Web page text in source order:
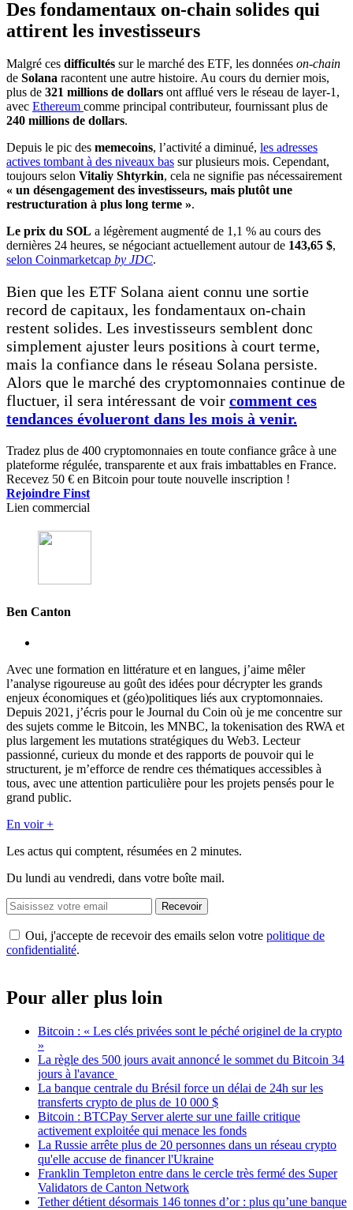
Des fondamentaux on-chain solides qui
attirent les investisseurs
Malgré ces difficultés sur le marché des ETF, les données on-chain
de Solana racontent une autre histoire. Au cours du dernier mois,
plus de 321 millions de dollars ont afflué vers le réseau de layer-1,
avec Ethereum comme principal contributeur, fournissant plus de
240 millions de dollars.
Depuis le pic des memecoins, l’activité a diminué, les adresses
actives tombant à des niveaux bas sur plusieurs mois. Cependant,
toujours selon Vitaliy Shtyrkin, cela ne signifie pas nécessairement
« un désengagement des investisseurs, mais plutôt une
restructuration à plus long terme ».
Le prix du SOL a légèrement augmenté de 1,1 % au cours des
dernières 24 heures, se négociant actuellement autour de 143,65 $,
selon Coinmarketcap by JDC.
Bien que les ETF Solana aient connu une sortie
record de capitaux, les fondamentaux on-chain
restent solides. Les investisseurs semblent donc
simplement ajuster leurs positions à court terme,
mais la confiance dans le réseau Solana persiste.
Alors que le marché des cryptomonnaies continue de
fluctuer, il sera intéressant de voir comment ces
tendances évolueront dans les mois à venir.
Tradez plus de 400 cryptomonnaies en toute confiance grâce à une
plateforme régulée, transparente et aux frais imbattables en France.
Recevez 50 € en Bitcoin pour toute nouvelle inscription !
Rejoindre Finst
Lien commercial
Ben Canton
Avec une formation en littérature et en langues, j’aime mêler
l’analyse rigoureuse au goût des idées pour décrypter les grands
enjeux économiques et (géo)politiques liés aux cryptomonnaies.
Depuis 2021, j’écris pour le Journal du Coin où je me concentre sur
des sujets comme le Bitcoin, les MNBC, la tokenisation des RWA et
plus largement les mutations stratégiques du Web3. Lecteur
passionné, curieux du monde et des rapports de pouvoir qui le
structurent, je m’efforce de rendre ces thématiques accessibles à
tous, avec une attention particulière pour les projets pensés pour le
grand public.
En voir +
Les actus qui comptent, résumées en 2 minutes.
Du lundi au vendredi, dans votre boîte mail.
Recevoir
Oui, j'accepte de recevoir des emails selon votre politique de
confidentialité.
Pour aller plus loin
Bitcoin : « Les clés privées sont le péché originel de la crypto
»
La règle des 500 jours avait annoncé le sommet du Bitcoin 34
jours à l'avance
La banque centrale du Brésil force un délai de 24h sur les
transferts crypto de plus de 10 000 $
Bitcoin : BTCPay Server alerte sur une faille critique
activement exploitée qui menace les fonds
La Russie arrête plus de 20 personnes dans un réseau crypto
qu'elle accuse de financer l'Ukraine
Franklin Templeton entre dans le cercle très fermé des Super
Validators de Canton Network
Tether détient désormais 146 tonnes d’or : plus qu’une banque